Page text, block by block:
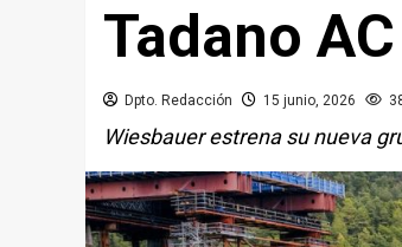
Tadano
Dpto. Redacción 15 junio, 2026
Wiesbauer estrena su nueva